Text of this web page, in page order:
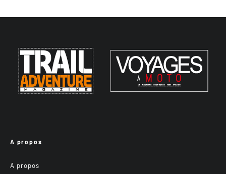
A propos
A propos